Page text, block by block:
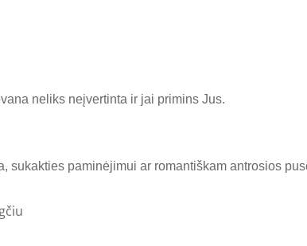
neliks neįvertinta ir jai primins Jus.
paminėjimui ar romantiškam antrosios